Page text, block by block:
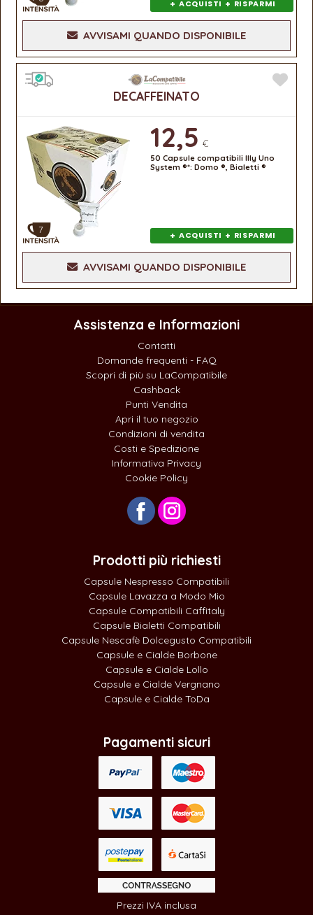
+ ACQUISTI + RISPARMI
AVVISAMI QUANDO DISPONIBILE
DECAFFEINATO
7
12,5 €
50 Capsule compatibili Illy Uno
System ®*: Domo ®, Bialetti ®
+ ACQUISTI + RISPARMI
AVVISAMI QUANDO DISPONIBILE
Assistenza e Informazioni
Contatti
Domande frequenti - FAQ
Scopri di più su LaCompatibile
Cashback
Punti Vendita
Apri il tuo negozio
Condizioni di vendita
Costi e Spedizione
Informativa Privacy
Cookie Policy
Prodotti più richiesti
Capsule Nespresso Compatibili
Capsule Lavazza a Modo Mio
Capsule Compatibili Caffitaly
Capsule Bialetti Compatibili
Capsule Nescafè Dolcegusto Compatibili
Capsule e Cialde Borbone
Capsule e Cialde Lollo
Capsule e Cialde Vergnano
Capsule e Cialde ToDa
Pagamenti sicuri
Prezzi IVA inclusa